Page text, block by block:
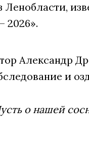
2026».
Александр
и
о нашей